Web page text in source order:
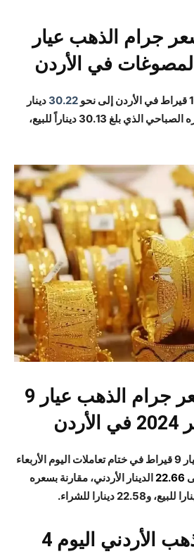
جرام الذهب عيار
30.22 دينار
واحد للشراء، مقارنة بسعره الصباحي الذي بلغ 30.13 ديناراً للبيع،
تعرف على سعر جرام الذهب عيار 9
ارتفع سعر جرام الذهب عيار 9 قيراط في ختام تعاملات اليوم الأربعاء
22.66 الدينار الأردني، مقارنة بسعره
سعر الجنيه الذهب الأردني اليوم 4